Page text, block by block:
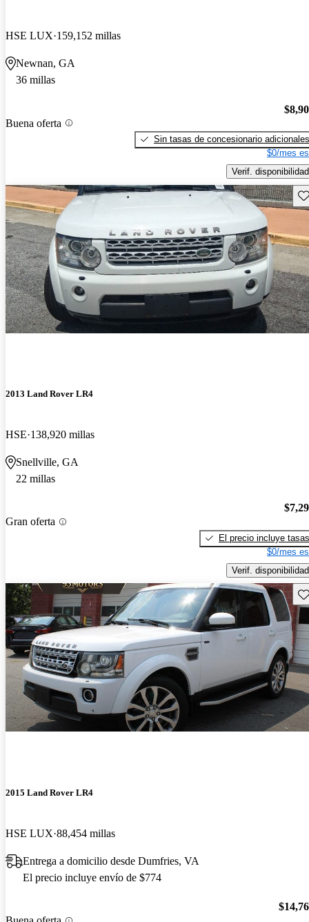
HSE LUX 159,152 millas
Newnan, GA
36 millas
Buena oferta
Sin tasas de concesionario adicionales
$0/mes
Verif. disponibilidad
2013 Land Rover LR4
HSE 138,920 millas
Snellville, GA
22 millas
Gran oferta
El precio incluye tasas
$0/mes
Verif. disponibilidad
2015 Land Rover LR4
HSE LUX 88,454 millas
Entrega a domicilio desde Dumfries, VA
El precio incluye envío de $774